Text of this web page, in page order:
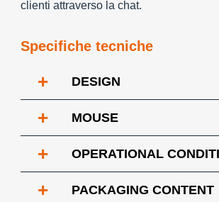
clienti attraverso la chat.
Specifiche tecniche
+ DESIGN
+ MOUSE
+ OPERATIONAL
+ PACKAGING CONTENT